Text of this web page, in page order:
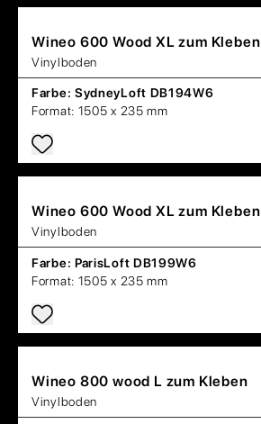
Wineo 600 Wood XL zum Kleben
Vinylboden
Farbe: SydneyLoft DB194W6
Format: 1505 x 235 mm
Wineo 600 Wood XL zum Kleben
Vinylboden
Farbe: ParisLoft DB199W6
Format: 1505 x 235 mm
Wineo 800 wood L zum Kleben
Vinylboden